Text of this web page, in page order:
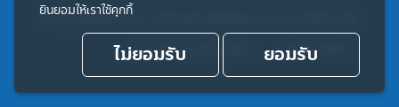
© สงวนลิขสิทธิ์ 2567 บริษัทหลักทรัพย์จัดการกองทุน ทิสโก้ จำกัด
ประกาศความเป็นส่วนตัว
คำสงวนสิทธิ์
ยินยอมให้เราใช้คุกกี้
ไม่ยอมรับ ยอมรับ